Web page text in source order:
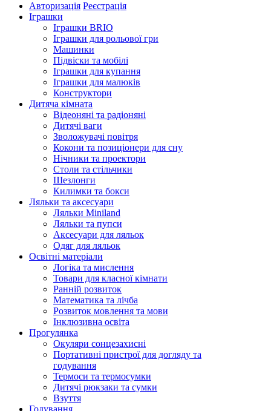
Авторизація Реєстрація
Іграшки
Іграшки BRIO
Іграшки для рольової гри
Машинки
Підвіски та мобілі
Іграшки для купання
Іграшки для малюків
Конструктори
Дитяча кімната
Відеоняні та радіоняні
Дитячі ваги
Зволожувачі повітря
Кокони та позиціонери для сну
Нічники та проектори
Столи та стільчики
Шезлонги
Килимки та бокси
Ляльки та аксесуари
Ляльки Miniland
Ляльки та пупси
Аксесуари для ляльок
Одяг для ляльок
Освітні матеріали
Логіка та мислення
Товари для класної кімнати
Ранній розвиток
Математика та лічба
Розвиток мовлення та мови
Інклюзивна освіта
Прогулянка
Окуляри сонцезахисні
Портативні пристрої для догляду та
годування
Термоси та термосумки
Дитячі рюкзаки та сумки
Взуття
Годування